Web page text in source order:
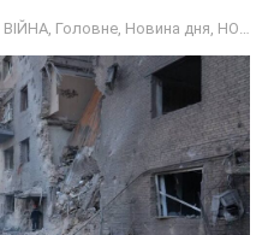
ВІЙНА Головне Новина дня НОВИНИ